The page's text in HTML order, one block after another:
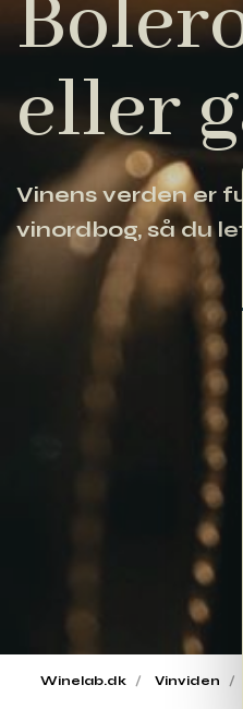
eller
Vinens verden er
vinordbog, så du
Winelab.dk Vinviden